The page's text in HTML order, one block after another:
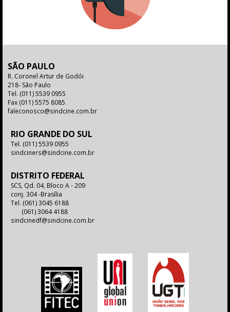
SÃO PAULO
R. Coronel Artur de Godói
218- São Paulo
Tel. (011) 5539 0955
Fax (011) 5575 8085
faleconosco@sindcine.com.br
RIO GRANDE DO SUL
Tel. (011) 5539 0955
sindciners@sindcine.com.br
DISTRITO FEDERAL
SCS, Qd. 04, Bloco A - 209
conj. 304 -Brasília
Tel. (061) 3045 6188
(061) 3064 4188
sindcinedf@sindcine.com.br